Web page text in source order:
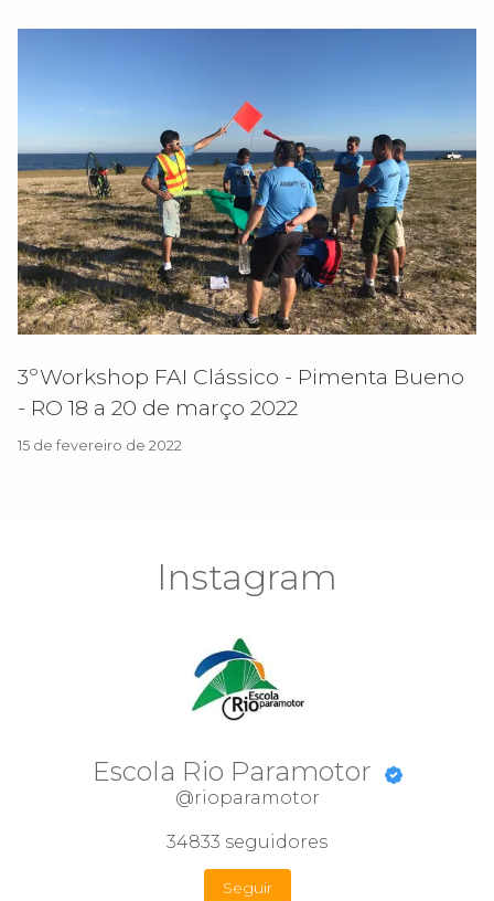
3ºWorkshop FAI Clássico - Pimenta Bueno
- RO 18 a 20 de março 2022
15 de fevereiro de 2022
Instagram
Escola Rio Paramotor
@rioparamotor
34833 seguidores
Seguir